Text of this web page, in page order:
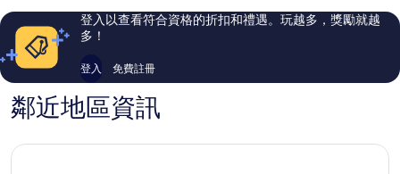
評
論
中
區
評
論
登入以查看符合資格的折扣和禮遇。玩越多，獎勵就越
多！
登入 免費註冊
鄰近地區資訊